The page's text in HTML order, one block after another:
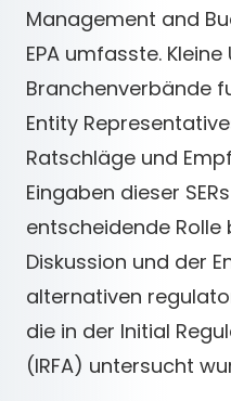
Management and
EPA umfasste.
Branchenverbände
Entity
Ratschläge und
Eingaben dieser
entscheidende
Diskussion und der
alternativen
die in der Initial
(IRFA) untersucht